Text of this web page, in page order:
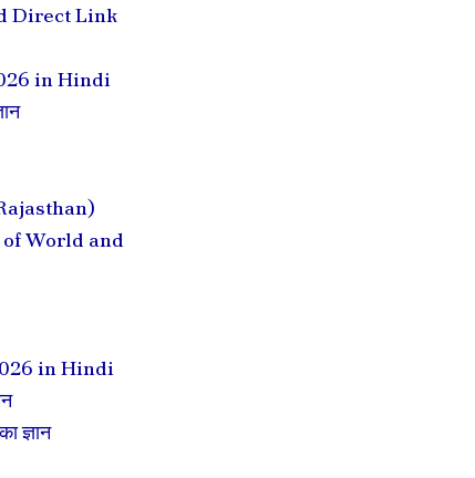
Direct Link
in Hindi
of World and
in Hindi
ज्ञान